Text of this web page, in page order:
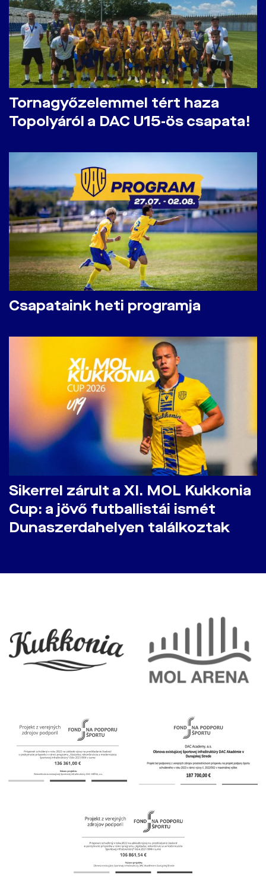
​Tornagyőzelemmel tért haza
Topolyáról a DAC U15-ös csapata!
Csapataink heti programja
​Sikerrel zárult a XI. MOL Kukkonia
Cup: a jövő futballistái ismét
Dunaszerdahelyen találkoztak